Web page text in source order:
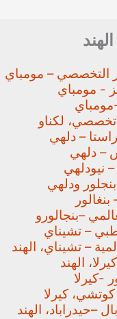
التخصصي – مومباي
- مومباي
لكناو
– دلهي
– دلهي
نيودلهي
ودلهي
–بنجالورو
– تشيناي
– تشيناي، الهند
الهند
-كيرلا
كيرلا
–حيدراباد، الهند